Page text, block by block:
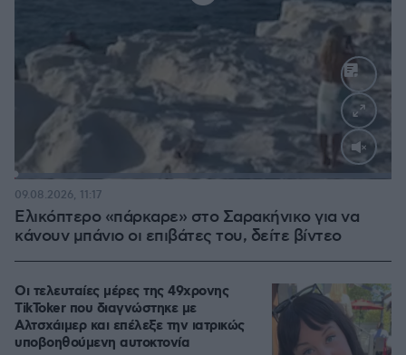
Loaded
Ελικόπτερο «πάρκαρε» στο Σαρακήνικο για να
κάνουν μπάνιο οι επιβάτες του, δείτε βίντεο
09.08.2026, 11:17
Οι τελευταίες μέρες της 49χρονης
TikToker που διαγνώστηκε με
Αλτσχάιμερ και επέλεξε την ιατρικώς
υποβοηθούμενη αυτοκτονία